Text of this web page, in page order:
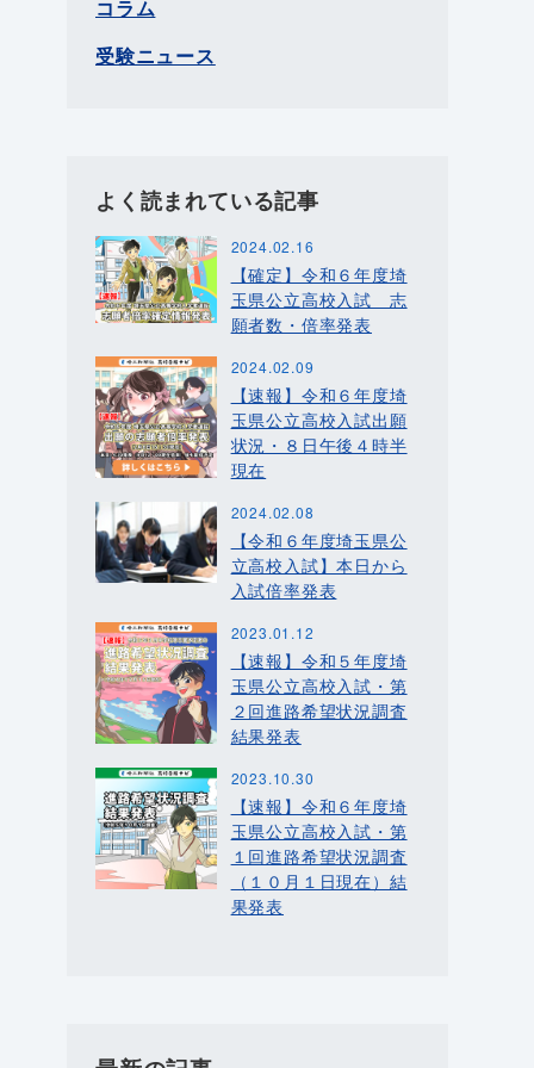
コラム
受験ニュース
よく読まれている記事
2024.02.16
【確定】令和６年度埼
玉県公立高校入試 志
願者数・倍率発表
2024.02.09
【速報】令和６年度埼
玉県公立高校入試出願
状況・８日午後４時半
現在
2024.02.08
【令和６年度埼玉県公
立高校入試】本日から
入試倍率発表
2023.01.12
【速報】令和５年度埼
玉県公立高校入試・第
２回進路希望状況調査
結果発表
2023.10.30
【速報】令和６年度埼
玉県公立高校入試・第
１回進路希望状況調査
（１０月１日現在）結
果発表